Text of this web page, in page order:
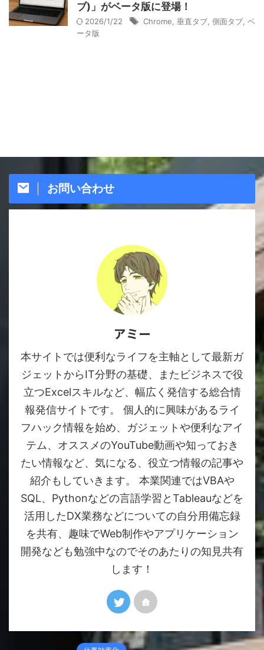
ブ)」がベータ版に登場！
2026/1/22 Chrome 垂直タブ 側面タブ ベ
ータ版
お問い合わせ
アミー
本サイトでは便利なライフを主軸として最新ガ
ジェットからIT分野の基礎、またビジネスで役
立つExcelスキルなど、幅広く発信する総合情
報発信サイトです。 個人的に興味があるライ
フハック情報を始め、ガジェットや便利なアイ
テム、オススメのYouTube動画や知っておき
たい情報など、気になる、役立つ情報の記事や
紹介もしていきます。 本業関連ではVBAや
SQL、Pythonなどの言語学習とTableauなどを
活用したDX業務などについての自分用備忘録
を共有、趣味でWeb制作やアプリケーション
開発なども勉強中なのでそのあたりの知見共有
します！